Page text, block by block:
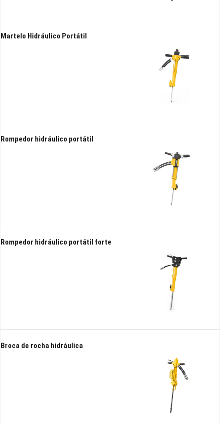
Martelo Hidráulico Portátil
Rompedor hidráulico portátil
Rompedor hidráulico portátil forte
Broca de rocha hidráulica